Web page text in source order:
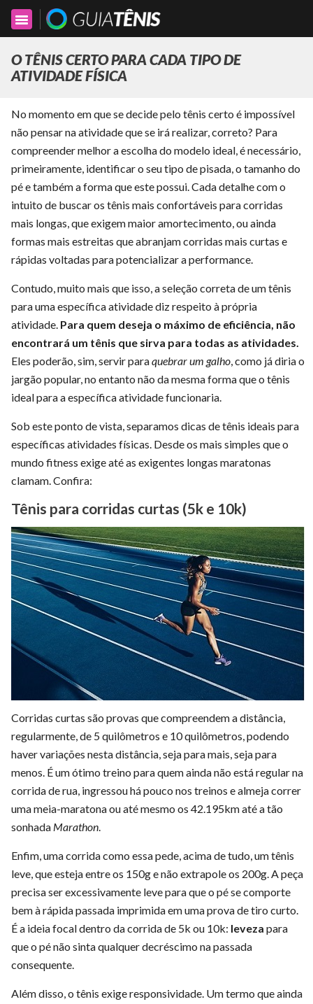
Toggle
navigation
O TÊNIS CERTO PARA CADA TIPO DE
ATIVIDADE FÍSICA
No momento em que se decide pelo tênis certo é impossível
não pensar na atividade que se irá realizar, correto? Para
compreender melhor a escolha do modelo ideal, é necessário,
primeiramente, identificar o seu tipo de pisada, o tamanho do
pé e também a forma que este possui. Cada detalhe com o
intuito de buscar os tênis mais confortáveis para corridas
mais longas, que exigem maior amortecimento, ou ainda
formas mais estreitas que abranjam corridas mais curtas e
rápidas voltadas para potencializar a performance.
Contudo, muito mais que isso, a seleção correta de um tênis
para uma específica atividade diz respeito à própria
atividade. Para quem deseja o máximo de eficiência, não
encontrará um tênis que sirva para todas as atividades.
Eles poderão, sim, servir paraquebrar um galho, como já diria o
jargão popular, no entanto não da mesma forma que o tênis
ideal para a específica atividade funcionaria.
Sob este ponto de vista, separamos dicas de tênis ideais para
específicas atividades físicas. Desde os mais simples que o
mundo fitness exige até as exigentes longas maratonas
clamam. Confira:
Tênis para corridas curtas (5k e 10k)
Corridas curtas são provas que compreendem a distância,
regularmente, de 5 quilômetros e 10 quilômetros, podendo
haver variações nesta distância, seja para mais, seja para
menos. É um ótimo treino para quem ainda não está regular na
corrida de rua, ingressou há pouco nos treinos e almeja correr
uma meia-maratona ou até mesmo os 42.195km até a tão
sonhada Marathon.
Enfim, uma corrida como essa pede, acima de tudo, um tênis
leve, que esteja entre os 150g e não extrapole os 200g. A peça
precisa ser excessivamente leve para que o pé se comporte
bem à rápida passada imprimida em uma prova de tiro curto.
É a ideia focal dentro da corrida de 5k ou 10k: leveza para
que o pé não sinta qualquer decréscimo na passada
consequente.
Além disso, o tênis exige responsividade. Um termo que ainda